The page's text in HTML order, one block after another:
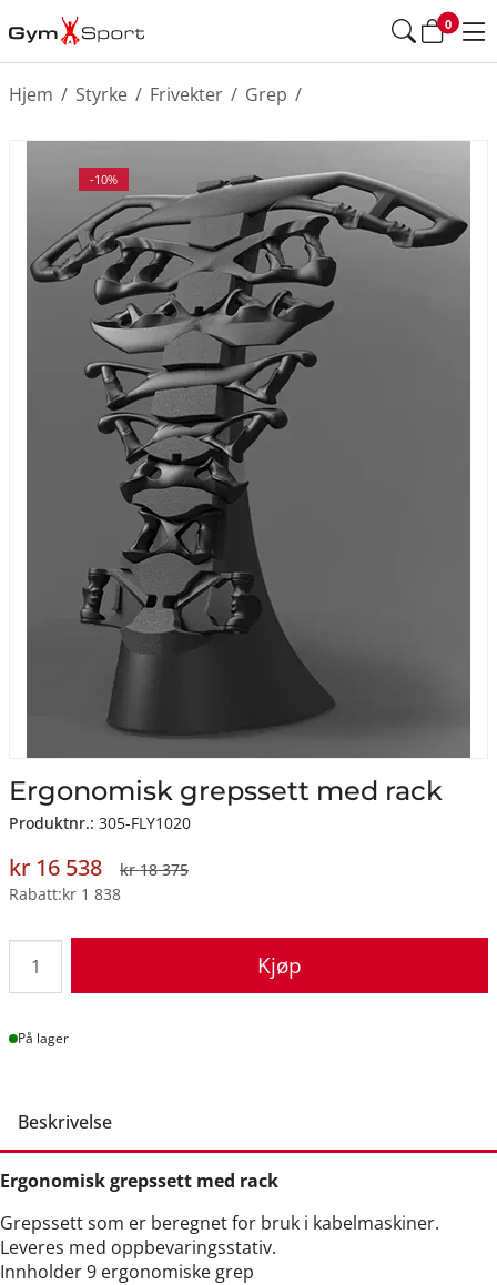
0
/
Hjem /
Styrke /
Frivekter /
Grep
-10%
Ergonomisk grepssett med rack
Produktnr.: 305-FLY1020
kr 16 538
kr 18 375
Rabatt kr 1 838
Kjøp
Lager
På lager
Beskrivelse
Ergonomisk grepssett med rack
Grepssett som er beregnet for bruk i kabelmaskiner.
Leveres med oppbevaringsstativ.
Innholder 9 ergonomiske grep